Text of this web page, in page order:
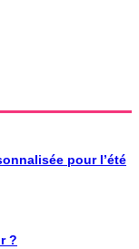
pour l’été
?